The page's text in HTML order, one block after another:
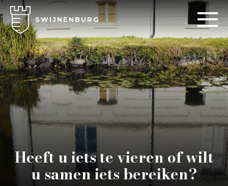
SWIJNENBURG
Heeft u iets te vieren of wilt
u samen iets bereiken?